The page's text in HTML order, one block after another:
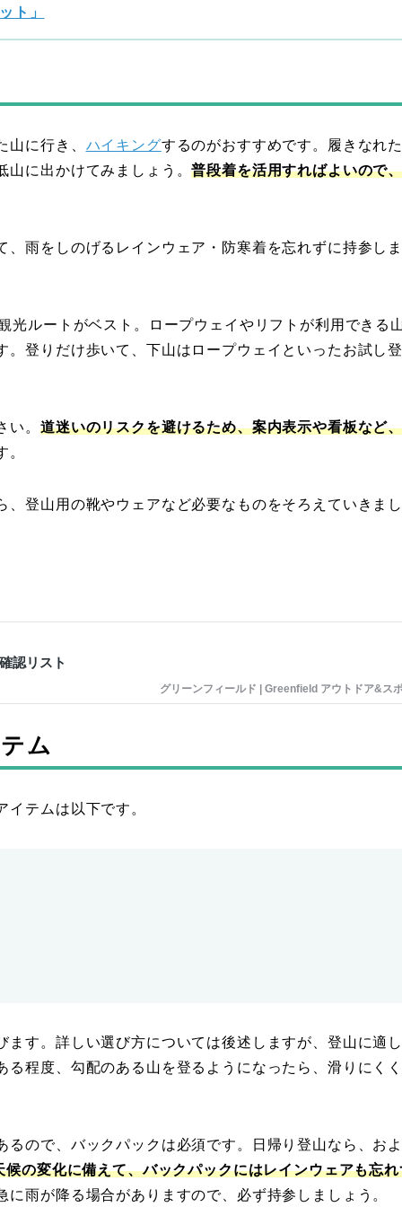
ト」
山に行き、 ハイキングするのがおすすめです。履きなれ
山に出かけてみましょう。普段着を活用すればよいので
雨をしのげるレインウェア・防寒着を忘れずに持参し
光ルートがベスト。ロープウェイやリフトが利用できる
登りだけ歩いて、下山はロープウェイといったお試し
い。 道迷いのリスクを避けるため、案内表示や看板など
。
登山用の靴やウェアなど必要なものをそろえていきまし
認リスト
グリーンフィールド | Greenfield アウトドア&ス
ム
テムは以下です。
ます。詳しい選び方については後述しますが、登山に適
程度、勾配のある山を登るようになったら、滑りにく
ので、バックパックは必須です。日帰り登山なら、お
候の変化に備えて、バックパックにはレインウェアも忘れ
雨が降る場合がありますので、必ず持参しましょう。